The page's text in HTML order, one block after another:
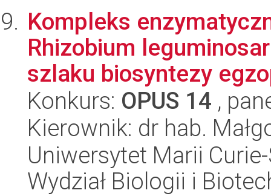
Kompleks
Rhizobium
szlaku biosyntezy
Konkurs: OPUS 14 ,
Kierownik: dr hab.
Uniwersytet Marii
Wydział Biologii i